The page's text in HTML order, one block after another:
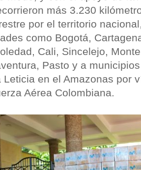
más 3.230
por el territorio
como Bogotá,
Cali, Sincelejo,
Pasto y a
Leticia en el Amazonas por
Aérea Colombiana.